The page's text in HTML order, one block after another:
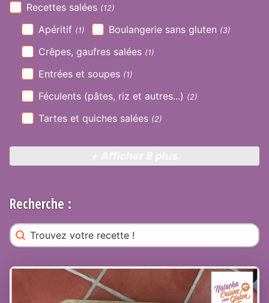
Recettes salées (12)
Apéritif (1) Boulangerie sans gluten (3)
Crêpes, gaufres salées (1)
Entrées et soupes (1)
Féculents (pâtes, riz et autres...) (2)
Tartes et quiches salées (2)
Recherche :
Search
Rechercher